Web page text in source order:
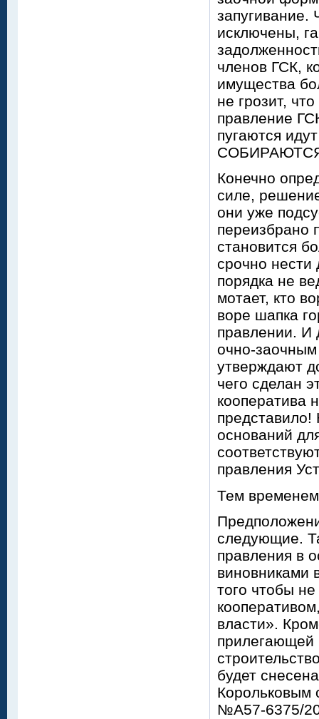
запугивание.
исключены,
членов ГСК,
имущества
не грозит,
правление
пугаются
Конечно
силе,
они уже
переизбрано
становится
срочно нести
порядка не
мотает, кто
воре шапка
правлении. И
очно-
утверждают
чего сделан
кооператива
оснований
правления
Тем
следующие.
правления в
виновниками
того чтобы
власти».
прилегающей
будет
Корольковым
№А57-6375/